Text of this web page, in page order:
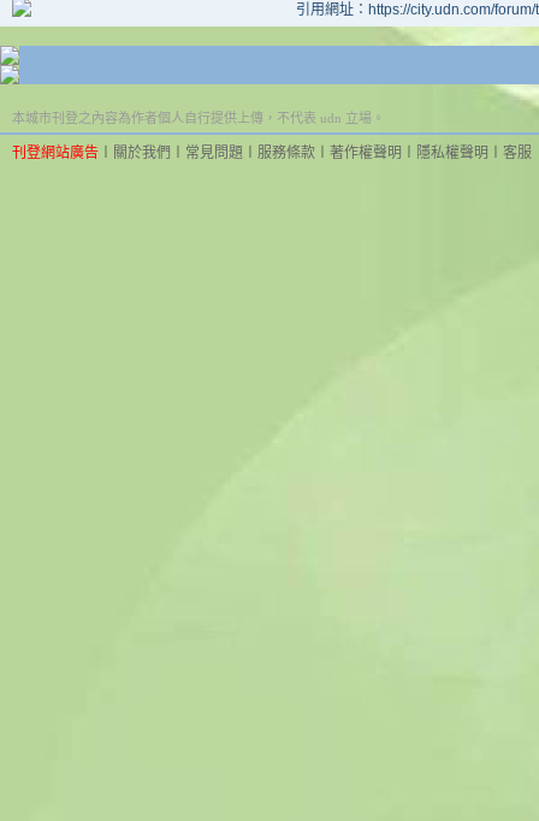
引用網址：https://city.udn.com/
本城市刊登之內容為作者個人自行提供上傳，不代表 udn 立場。
刊登網站廣告 關於我們 常見問題 服務條款 著作權聲明 隱私權聲明 客服